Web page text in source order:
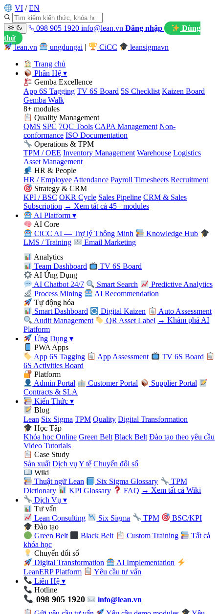
VI / EN
098 905 1920 info@lean.vn Đăng nhập
Dùng
thử
lean.vn
ungdungai CiCC leansigmavn
Trang chủ
Phân Hệ▾
Gemba Excellence
App 6S Tagging TV 6S Board 5S Checklist Kaizen Board
Gemba Walk
8+ modules
Quality Management
QMS SPC 7QC Tools CAPA Management Non-
conformance ISO Documentation
Operations & TPM
TPM / OEE Inventory Management Warehouse Logistics
Asset Management
HR & People
HR / Employee Attendance Payroll Timesheets Recruitment
Strategy & CRM
KPI / BSC OKR Cycle Sales Pipeline CRM & Sales
Subscription → Xem tất cả 45+ modules
AI Platform▾
AI Core
CiCC AI — Trợ lý Thông Minh
Knowledge Hub
LMS / Training
Email Marketing
Analytics
Team Dashboard
TV 6S Board
AI Ứng Dụng
AI Chatbot 24/7
Smart Search
Predictive Analytics
Process Mining
AI Recommendation
Tự động hóa
Smart Dashboard
Digital Kaizen
Auto Assessment
Audit Management
QR Asset Label → Khám phá AI
Platform
Ứng Dụng▾
PWA Apps
App 6S Tagging
App Assessment
TV 6S Board
6S Activities Board
Platform
Admin Portal
Customer Portal
Supplier Portal
Contracts & SLA
Kiến Thức▾
Blog
Lean Six Sigma TPM Quality Digital Transformation
Học Tập
Khóa học Online Green Belt Black Belt Đào tạo theo yêu cầu
Video Tutorials
Case Study
Sản xuất Dịch vụ Y tế Chuyển đổi số
Wiki
Thuật ngữ Lean
Six Sigma Glossary
TPM
Dictionary
KPI Glossary FAQ → Xem tất cả Wiki
Dịch Vụ▾
Tư vấn
Lean Consulting
Six Sigma TPM
BSC/KPI
Đào tạo
Green Belt
Black Belt Custom Training
Tất cả
khóa học
Chuyển đổi số
Digital Transformation
AI Implementation
LeanERP Platform
Yêu cầu tư vấn
Liên Hệ▾
Hotline
098 905 1920
info@lean.vn